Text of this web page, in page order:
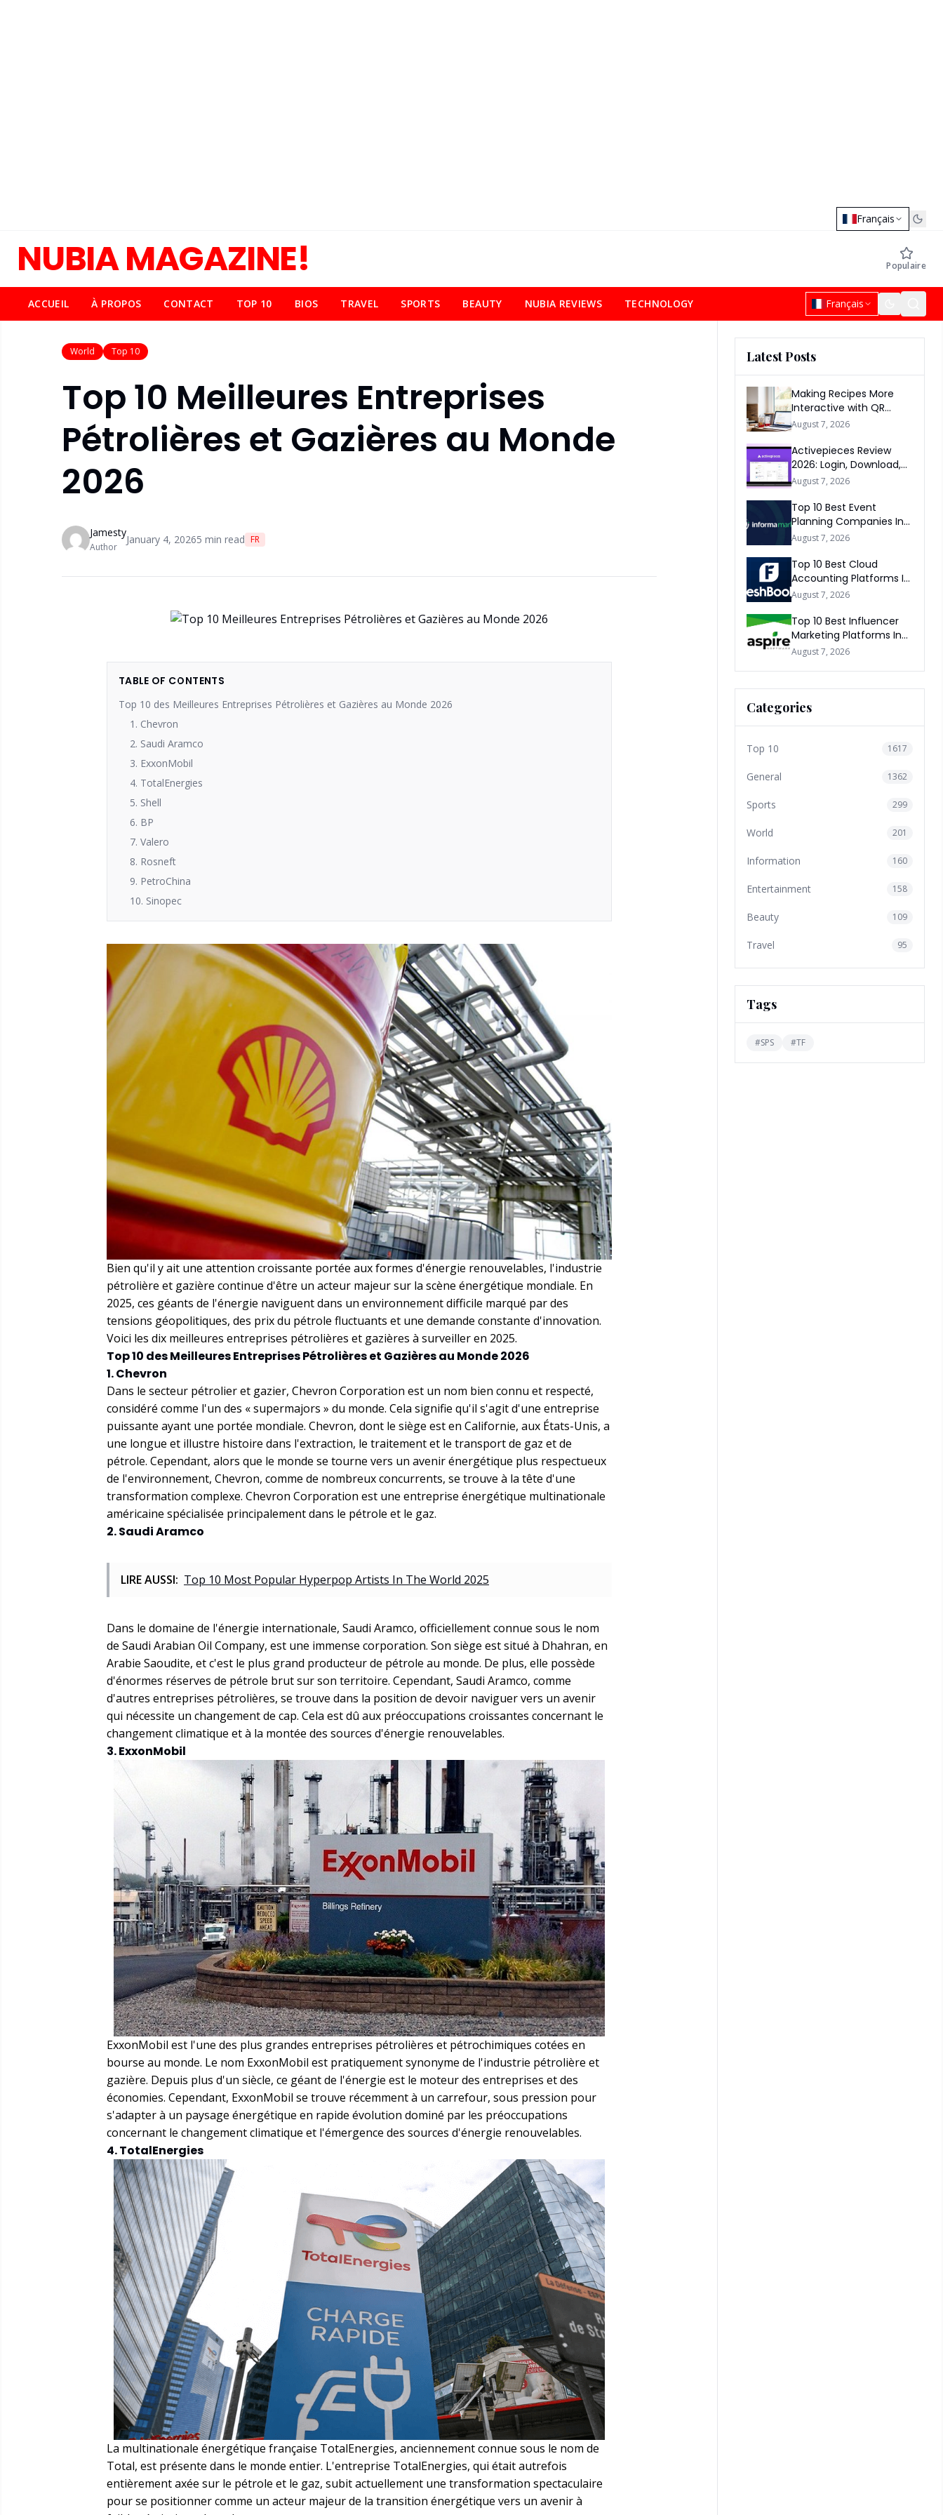
Français
NUBIA MAGAZINE! Populaire
ACCUEIL À PROPOS CONTACT TOP 10 BIOS TRAVEL SPORTS BEAUTY NUBIA REVIEWS TECHNOLOGY Français
World Top 10
Top 10 Meilleures Entreprises
Pétrolières et Gazières au Monde
2026
Jamesty
Author
January 4, 20265 min read FR
TABLE OF CONTENTS
Top 10 des Meilleures Entreprises Pétrolières et Gazières au Monde 2026
1. Chevron
2. Saudi Aramco
3. ExxonMobil
4. TotalEnergies
5. Shell
6. BP
7. Valero
8. Rosneft
9. PetroChina
10. Sinopec
Bien qu'il y ait une attention croissante portée aux formes d'énergie renouvelables, l'industrie
pétrolière et gazière continue d'être un acteur majeur sur la scène énergétique mondiale. En
2025, ces géants de l'énergie naviguent dans un environnement difficile marqué par des
tensions géopolitiques, des prix du pétrole fluctuants et une demande constante d'innovation.
Voici les dix meilleures entreprises pétrolières et gazières à surveiller en 2025.
Top 10 des Meilleures Entreprises Pétrolières et Gazières au Monde 2026
1. Chevron
Dans le secteur pétrolier et gazier, Chevron Corporation est un nom bien connu et respecté,
considéré comme l'un des « supermajors » du monde. Cela signifie qu'il s'agit d'une entreprise
puissante ayant une portée mondiale. Chevron, dont le siège est en Californie, aux États-Unis, a
une longue et illustre histoire dans l'extraction, le traitement et le transport de gaz et de
pétrole. Cependant, alors que le monde se tourne vers un avenir énergétique plus respectueux
de l'environnement, Chevron, comme de nombreux concurrents, se trouve à la tête d'une
transformation complexe. Chevron Corporation est une entreprise énergétique multinationale
américaine spécialisée principalement dans le pétrole et le gaz.
2. Saudi Aramco
LIRE AUSSI: Top 10 Most Popular Hyperpop Artists In The World 2025
Dans le domaine de l'énergie internationale, Saudi Aramco, officiellement connue sous le nom
de Saudi Arabian Oil Company, est une immense corporation. Son siège est situé à Dhahran, en
Arabie Saoudite, et c'est le plus grand producteur de pétrole au monde. De plus, elle possède
d'énormes réserves de pétrole brut sur son territoire. Cependant, Saudi Aramco, comme
d'autres entreprises pétrolières, se trouve dans la position de devoir naviguer vers un avenir
qui nécessite un changement de cap. Cela est dû aux préoccupations croissantes concernant le
changement climatique et à la montée des sources d'énergie renouvelables.
3. ExxonMobil
ExxonMobil est l'une des plus grandes entreprises pétrolières et pétrochimiques cotées en
bourse au monde. Le nom ExxonMobil est pratiquement synonyme de l'industrie pétrolière et
gazière. Depuis plus d'un siècle, ce géant de l'énergie est le moteur des entreprises et des
économies. Cependant, ExxonMobil se trouve récemment à un carrefour, sous pression pour
s'adapter à un paysage énergétique en rapide évolution dominé par les préoccupations
concernant le changement climatique et l'émergence des sources d'énergie renouvelables.
4. TotalEnergies
La multinationale énergétique française TotalEnergies, anciennement connue sous le nom de
Total, est présente dans le monde entier. L'entreprise TotalEnergies, qui était autrefois
entièrement axée sur le pétrole et le gaz, subit actuellement une transformation spectaculaire
pour se positionner comme un acteur majeur de la transition énergétique vers un avenir à
Latest Posts
Making Recipes More
Interactive with QR
Codes
August 7, 2026
Activepieces Review
2026: Login, Download,
AI, Pricing, Automation &
August 7, 2026
Top 10 Best Event
Planning Companies In
The World 2026
August 7, 2026
Top 10 Best Cloud
Accounting Platforms In
The World 2026
August 7, 2026
Top 10 Best Influencer
Marketing Platforms In
The World 2026
August 7, 2026
Categories
Top 10 1617
General 1362
Sports 299
World 201
Information 160
Entertainment 158
Beauty 109
Travel 95
Tags
#SPS #TF